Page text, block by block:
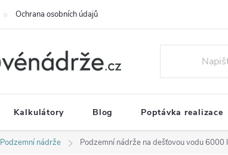
Ochrana osobních údajů
Kalkulátory Blog Poptávka realizace
Podzemní nádrže Podzemní nádrže na dešťovou vodu 6000 l